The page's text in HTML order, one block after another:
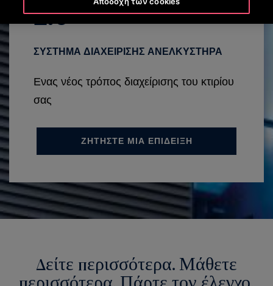
2.0
ΣΥΣΤΗΜΑ ΔΙΑΧΕΙΡΙΣΗΣ ΑΝΕΛΚΥΣΤΗΡΑ
Ενας νέος τρόπος διαχείρισης του κτιρίου
σας
ΖΗΤΗΣΤΕ ΜΙΑ ΕΠΙΔΕΙΞΗ
Δείτε περισσότερα. Μάθετε